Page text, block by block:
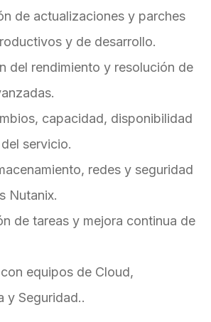
de actualizaciones y parches
y de desarrollo.
del rendimiento y resolución de
capacidad, disponibilidad
servicio.
redes y seguridad
Nutanix.
de tareas y mejora continua de
equipos de Cloud,
y Seguridad..